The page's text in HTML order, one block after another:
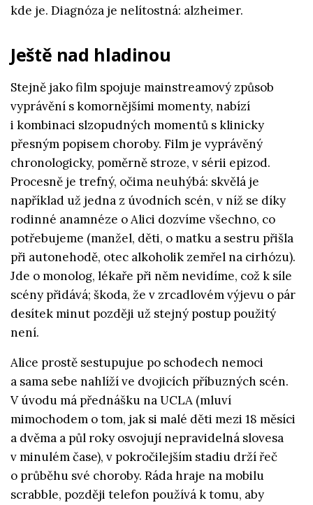
kde je. Diagnóza je nelítostná: alzheimer.
Ještě nad hladinou
Stejně jako film spojuje mainstreamový způsob
vyprávění s komornějšími momenty, nabízí
i kombinaci slzopudných momentů s klinicky
přesným popisem choroby. Film je vyprávěný
chronologicky, poměrně stroze, v sérii epizod.
Procesně je trefný, očima neuhýbá: skvělá je
například už jedna z úvodních scén, v níž se díky
rodinné anamnéze o Alici dozvíme všechno, co
potřebujeme (manžel, děti, o matku a sestru přišla
při autonehodě, otec alkoholik zemřel na cirhózu).
Jde o monolog, lékaře při něm nevidíme, což k síle
scény přidává; škoda, že v zrcadlovém výjevu o pár
desítek minut později už stejný postup použitý
není.
Alice prostě sestupujue po schodech nemoci
a sama sebe nahlíží ve dvojicích příbuzných scén.
V úvodu má přednášku na UCLA (mluví
mimochodem o tom, jak si malé děti mezi 18 měsíci
a dvěma a půl roky osvojují nepravidelná slovesa
v minulém čase), v pokročilejším stadiu drží řeč
o průběhu své choroby. Ráda hraje na mobilu
scrabble, později telefon používá k tomu, aby